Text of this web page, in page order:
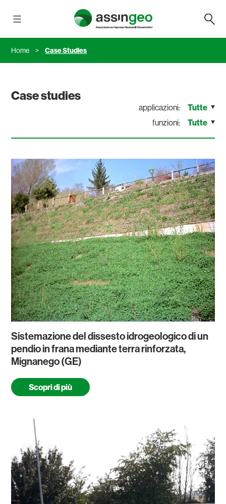
contenuto
Assingeo
Home > Case Studies
Case studies
applicazioni:
Tutte
funzioni:
Tutte
Sistemazione del dissesto idrogeologico di un
pendio in frana mediante terra rinforzata,
Mignanego (GE)
Scopri di più